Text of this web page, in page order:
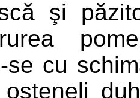
şi
se cu